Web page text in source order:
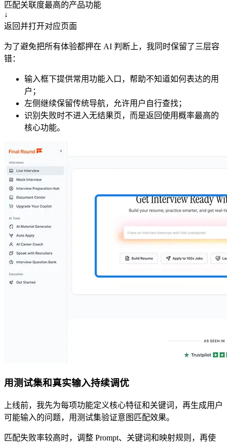
匹配关联度最高的产品功能
↓
返回并打开对应页面
为了避免把所有体验都押在 AI 判断上，我同时保留了三层容
错：
输入框下提供常用功能入口，帮助不知道如何表达的用
户；
左侧继续保留传统导航，允许用户自行查找；
识别失败时不进入无结果页，而是返回使用概率最高的
核心功能。
用测试集和真实输入持续调优
上线前，我先为每项功能定义核心特征和关键词，再生成用户
可能输入的问题，用测试集验证意图匹配效果。
匹配失败率较高时，调整 Prompt、关键词和映射规则，再使